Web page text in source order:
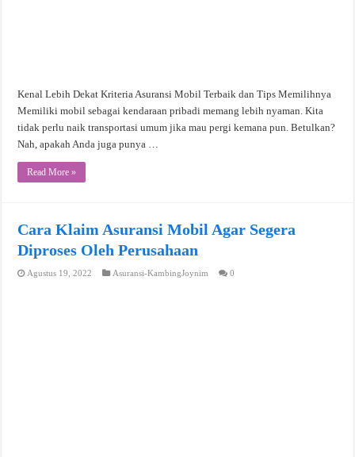
Kenal Lebih Dekat Kriteria Asuransi Mobil Terbaik dan Tips Memilihnya
Memiliki mobil sebagai kendaraan pribadi memang lebih nyaman. Kita
tidak perlu naik transportasi umum jika mau pergi kemana pun. Betulkan?
Nah, apakah Anda juga punya …
Read More »
Cara Klaim Asuransi Mobil Agar Segera
Diproses Oleh Perusahaan
Agustus 19, 2022 Asuransi-KambingJoynim 0